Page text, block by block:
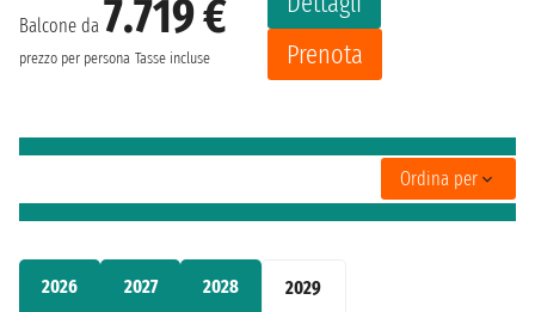
2026 2027 2028 2029
Balcone da 7.719 €
prezzo per persona Tasse incluse
Prenota
Ordina per